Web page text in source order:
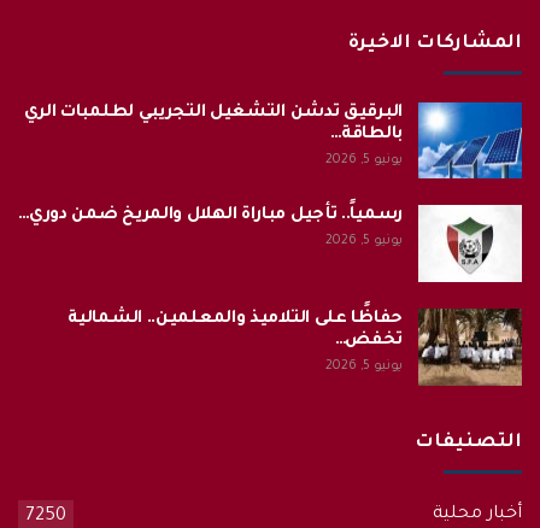
المشاركات الاخيرة
البرقيق تدشن التشغيل التجريبي لطلمبات الري
بالطاقة…
يونيو 5, 2026
رسمياً.. تأجيل مباراة الهلال والمريخ ضمن دوري…
يونيو 5, 2026
حفاظًا على التلاميذ والمعلمين.. الشمالية
تخفض…
يونيو 5, 2026
التصنيفات
أخبار محلية 7250